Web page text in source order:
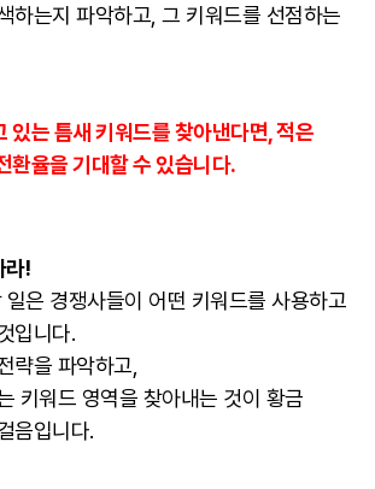
하는지 파악하고, 그 키워드를 선점하는
있는 틈새 키워드를 찾아낸다면, 적은
환율을 기대할 수 있습니다.
라!
은 경쟁사들이 어떤 키워드를 사용하고
입니다.
략을 파악하고,
키워드 영역을 찾아내는 것이 황금
음입니다.